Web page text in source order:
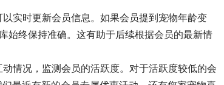
实时更新会员信息。如果会员提到宠物年龄变
始终保持准确。这有助于后续根据会员的最新情
情况，监测会员的活跃度。对于活跃度较低的会